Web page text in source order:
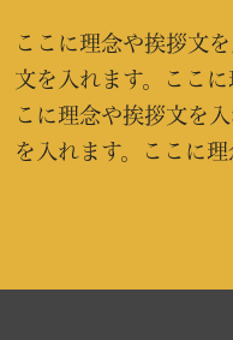
ここに理念や挨拶文
文を入れます。ここ
こに理念や挨拶文を
を入れます。ここに理